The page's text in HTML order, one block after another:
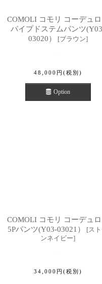
COMOLI コモリ コーデュロ
パイプドステムパンツ
03020）
[ブラウン]
48,000 円 (税別)
Option
COMOLI コモリ コーデュロ
5Pパンツ(Y03-03021）
[ス
ンネイビー]
34,000 円 (税別)